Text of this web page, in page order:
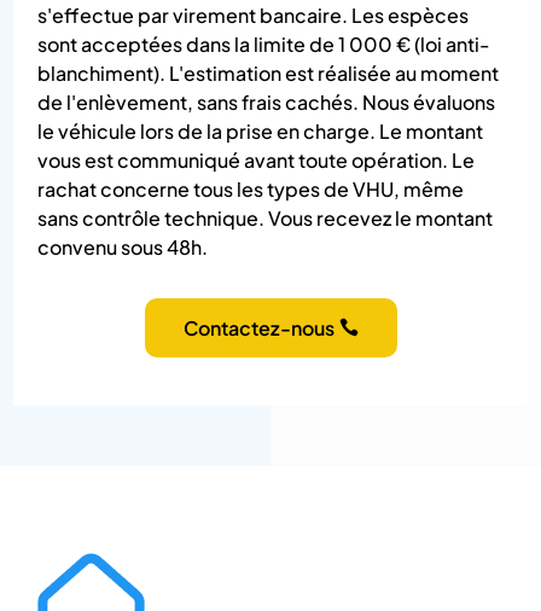
s'effectue par virement bancaire. Les espèces
sont acceptées dans la limite de 1 000 € (loi anti-
blanchiment). L'estimation est réalisée au moment
de l'enlèvement, sans frais cachés. Nous évaluons
le véhicule lors de la prise en charge. Le montant
vous est communiqué avant toute opération. Le
rachat concerne tous les types de VHU, même
sans contrôle technique. Vous recevez le montant
convenu sous 48h.
Contactez-nous